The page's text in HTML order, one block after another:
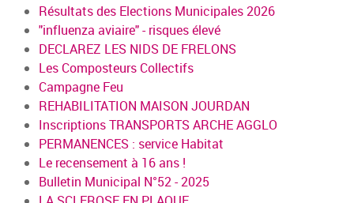
Résultats des Elections Municipales 2026
"influenza aviaire" - risques élevé
DECLAREZ LES NIDS DE FRELONS
Les Composteurs Collectifs
Campagne Feu
REHABILITATION MAISON JOURDAN
Inscriptions TRANSPORTS ARCHE AGGLO
PERMANENCES : service Habitat
Le recensement à 16 ans !
Bulletin Municipal N°52 - 2025